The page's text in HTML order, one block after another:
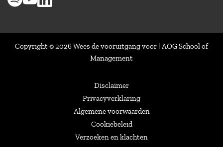
Copyright © 2026 Wees de vooruitgang voor | AOG School of
Management
Disclaimer
Privacyverklaring
Algemene voorwaarden
Cookiebeleid
Verzoeken en klachten